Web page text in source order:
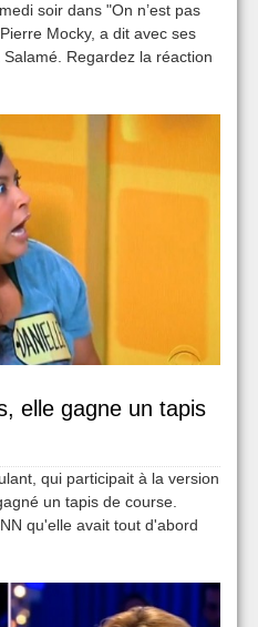
soir dans "On n’est pas
Mocky, a dit avec ses
Regardez la réaction
elle gagne un tapis
qui participait à la version
un tapis de course.
qu'elle avait tout d'abord